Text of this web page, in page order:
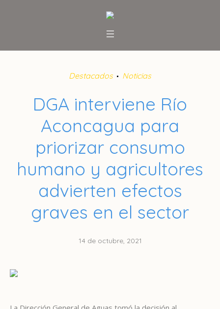
Destacados Noticias
DGA interviene Río
Aconcagua para
priorizar consumo
humano y agricultores
advierten efectos
graves en el sector
14 de octubre, 2021